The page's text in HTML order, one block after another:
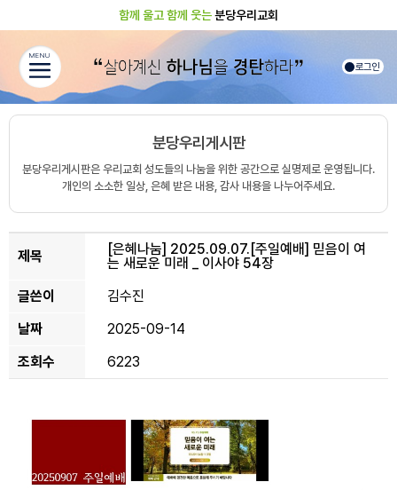
함께 울고 함께 웃는분당우리교회
로그인
MENU
분당우리게시판
분당우리게시판은 우리교회 성도들의 나눔을 위한 공간으로 실명제로 운영됩니다.
개인의 소소한 일상, 은혜 받은 내용, 감사 내용을 나누어주세요.
제목 [은혜나눔] 2025.09.07.[주일예배] 믿음이 여
는 새로운 미래 _ 이사야 54장
글쓴이
김수진
날짜
2025-09-14
조회수
6223